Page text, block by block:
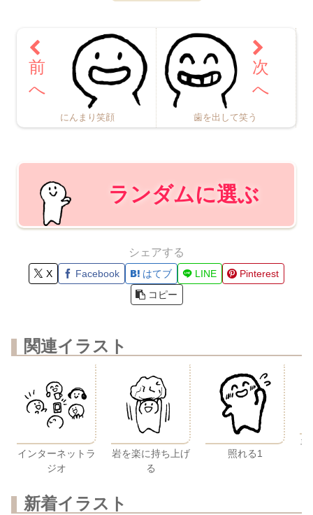
にんまり笑顔 歯を出して笑う
ランダムに選ぶ
シェアする
X Facebook はてブ LINE
Pinterest
コピー
関連イラスト
インターネットラ
ジオ
岩を楽に持ち上げ
る
照れる1
手
新着イラスト